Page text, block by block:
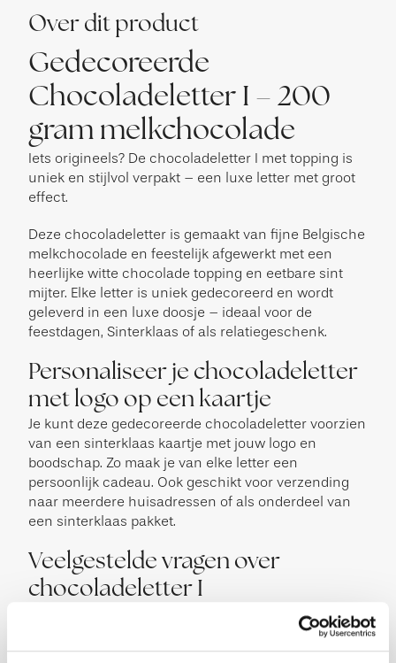
Over dit product
Gedecoreerde
Chocoladeletter I – 200
gram melkchocolade
Iets origineels? De chocoladeletter I met topping is
uniek en stijlvol verpakt – een luxe letter met groot
effect.
Deze chocoladeletter is gemaakt van fijne Belgische
melkchocolade en feestelijk afgewerkt met een
heerlijke witte chocolade topping en eetbare sint
mijter. Elke letter is uniek gedecoreerd en wordt
geleverd in een luxe doosje – ideaal voor de
feestdagen, Sinterklaas of als relatiegeschenk.
Personaliseer je chocoladeletter
met logo op een kaartje
Je kunt deze gedecoreerde chocoladeletter voorzien
van een sinterklaas kaartje met jouw logo en
boodschap. Zo maak je van elke letter een
persoonlijk cadeau. Ook geschikt voor verzending
naar meerdere huisadressen of als onderdeel van
een sinterklaas pakket.
Veelgestelde vragen over
chocoladeletter I
Hoe groot is de chocoladeletter I van 200 gram?
De letter wordt geleverd in een stevige luxe
verpakking. De verpakking heeft een afmeting van: